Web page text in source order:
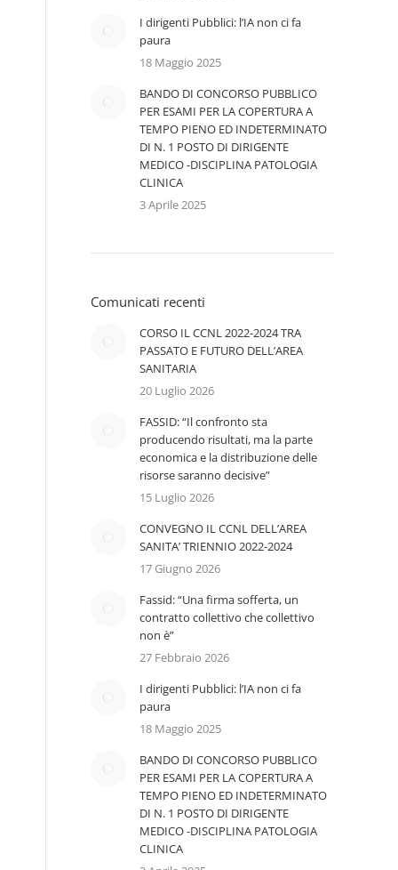
I dirigenti Pubblici: l’IA non ci fa
paura
18 Maggio 2025
BANDO DI CONCORSO PUBBLICO
PER ESAMI PER LA COPERTURA A
TEMPO PIENO ED INDETERMINATO
DI N. 1 POSTO DI DIRIGENTE
MEDICO -DISCIPLINA PATOLOGIA
CLINICA
3 Aprile 2025
Comunicati recenti
CORSO IL CCNL 2022-2024 TRA
PASSATO E FUTURO DELL’AREA
SANITARIA
20 Luglio 2026
FASSID: “Il confronto sta
producendo risultati, ma la parte
economica e la distribuzione delle
risorse saranno decisive”
15 Luglio 2026
CONVEGNO IL CCNL DELL’AREA
SANITA’ TRIENNIO 2022-2024
17 Giugno 2026
Fassid: “Una firma sofferta, un
contratto collettivo che collettivo
non è”
27 Febbraio 2026
I dirigenti Pubblici: l’IA non ci fa
paura
18 Maggio 2025
BANDO DI CONCORSO PUBBLICO
PER ESAMI PER LA COPERTURA A
TEMPO PIENO ED INDETERMINATO
DI N. 1 POSTO DI DIRIGENTE
MEDICO -DISCIPLINA PATOLOGIA
CLINICA